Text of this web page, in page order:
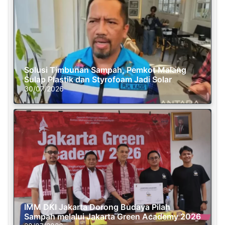
Solusi Timbunan Sampah, Pemkot Malang
Sulap Plastik dan Styrofoam Jadi Solar
30/07/2026
IMM DKI Jakarta Dorong Budaya Pilah
Sampah melalui Jakarta Green Academy 2026